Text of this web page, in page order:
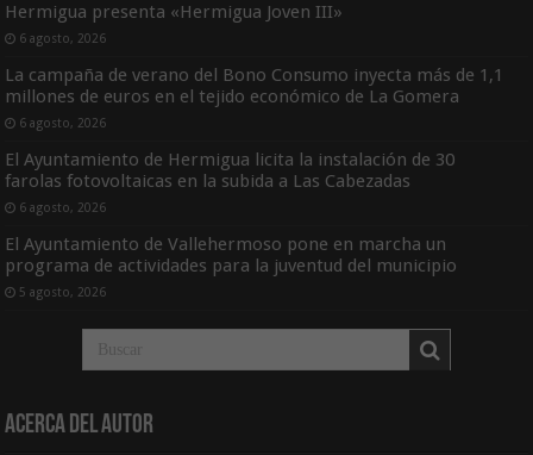
Hermigua presenta «Hermigua Joven III»
6 agosto, 2026
La campaña de verano del Bono Consumo inyecta más de 1,1
millones de euros en el tejido económico de La Gomera
6 agosto, 2026
El Ayuntamiento de Hermigua licita la instalación de 30
farolas fotovoltaicas en la subida a Las Cabezadas
6 agosto, 2026
El Ayuntamiento de Vallehermoso pone en marcha un
programa de actividades para la juventud del municipio
5 agosto, 2026
Acerca del Autor